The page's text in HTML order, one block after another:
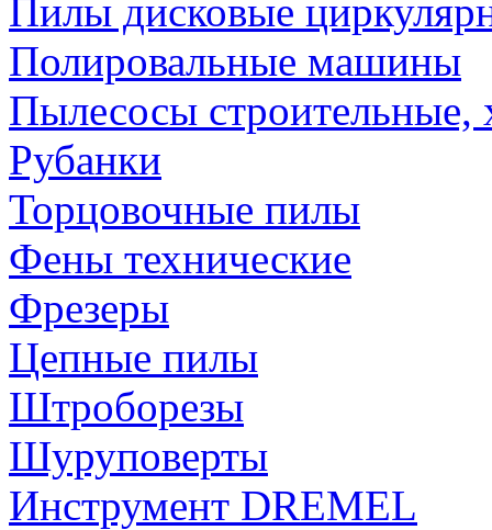
Пилы дисковые
Полировальные машины
Пылесосы строительные,
Рубанки
Торцовочные пилы
Фены технические
Фрезеры
Цепные пилы
Штроборезы
Шуруповерты
Инструмент DREMEL